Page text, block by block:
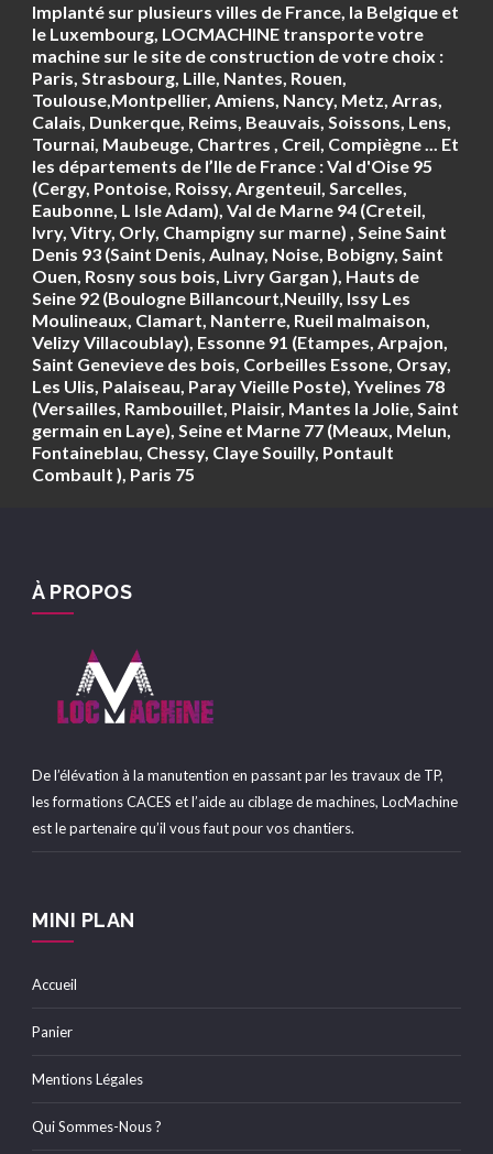
Implanté sur plusieurs villes de France, la Belgique et
le Luxembourg, LOCMACHINE transporte votre
machine sur le site de construction de votre choix :
Paris, Strasbourg, Lille, Nantes, Rouen,
Toulouse,Montpellier, Amiens, Nancy, Metz, Arras,
Calais, Dunkerque, Reims, Beauvais, Soissons, Lens,
Tournai, Maubeuge, Chartres , Creil, Compiègne ... Et
les départements de l’Ile de France : Val d'Oise 95
(Cergy, Pontoise, Roissy, Argenteuil, Sarcelles,
Eaubonne, L Isle Adam), Val de Marne 94 (Creteil,
Ivry, Vitry, Orly, Champigny sur marne) , Seine Saint
Denis 93 (Saint Denis, Aulnay, Noise, Bobigny, Saint
Ouen, Rosny sous bois, Livry Gargan ), Hauts de
Seine 92 (Boulogne Billancourt,Neuilly, Issy Les
Moulineaux, Clamart, Nanterre, Rueil malmaison,
Velizy Villacoublay), Essonne 91 (Etampes, Arpajon,
Saint Genevieve des bois, Corbeilles Essone, Orsay,
Les Ulis, Palaiseau, Paray Vieille Poste), Yvelines 78
(Versailles, Rambouillet, Plaisir, Mantes la Jolie, Saint
germain en Laye), Seine et Marne 77 (Meaux, Melun,
Fontaineblau, Chessy, Claye Souilly, Pontault
Combault ), Paris 75
À PROPOS
De l’élévation à la manutention en passant par les travaux de TP,
les formations CACES et l’aide au ciblage de machines, LocMachine
est le partenaire qu’il vous faut pour vos chantiers.
MINI PLAN
Accueil
Panier
Mentions Légales
Qui Sommes-Nous ?